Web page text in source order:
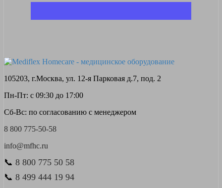
105203, г.Москва, ул. 12-я Парковая д.7, под. 2
Пн-Пт: с 09:30 до 17:00
Сб-Вс: по согласованию с менеджером
8 800 775-50-58
info@mfhc.ru
📞 8 800 775 50 58
📞 8 499 444 19 94